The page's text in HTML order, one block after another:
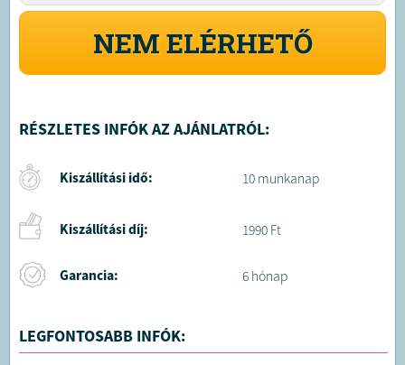
NEM ELÉRHETŐ
RÉSZLETES INFÓK AZ AJÁNLATRÓL:
Kiszállítási idő: 10 munkanap
Kiszállítási díj: 1990 Ft
Garancia: 6 hónap
LEGFONTOSABB INFÓK: